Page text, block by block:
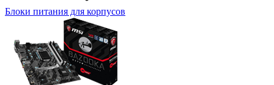
Блоки питания для корпусов